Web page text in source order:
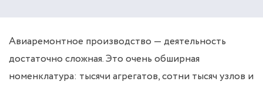
Авиаремонтное производство — деятельность
достаточно сложная. Это очень обширная
номенклатура: тысячи агрегатов, сотни тысяч узлов и